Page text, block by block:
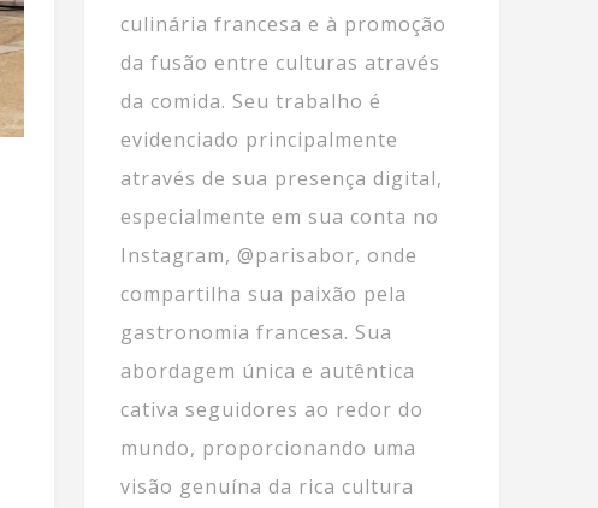
culinária francesa e à promoção
da fusão entre culturas através
da comida. Seu trabalho é
evidenciado principalmente
através de sua presença digital,
especialmente em sua conta no
Instagram, @parisabor, onde
compartilha sua paixão pela
gastronomia francesa. Sua
abordagem única e autêntica
cativa seguidores ao redor do
mundo, proporcionando uma
visão genuína da rica cultura